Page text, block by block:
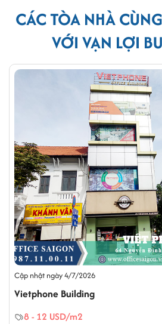
CÁC TÒA NHÀ
VỚI VẠN LỢI
Cập nhật ngày 4/7/2026
Vietphone Building
8 - 12 USD/m2